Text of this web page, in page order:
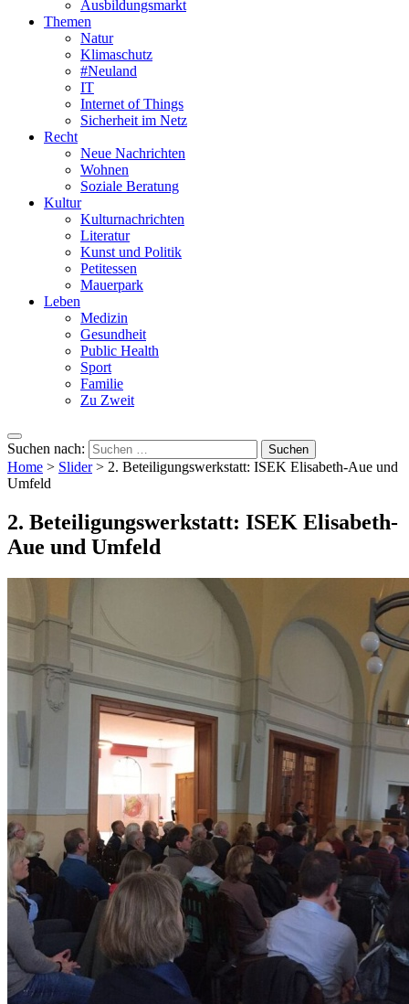
Ausbildungsmarkt
Themen
Natur
Klimaschutz
#Neuland
IT
Internet of Things
Sicherheit im Netz
Recht
Neue Nachrichten
Wohnen
Soziale Beratung
Kultur
Kulturnachrichten
Literatur
Kunst und Politik
Petitessen
Mauerpark
Leben
Medizin
Gesundheit
Public Health
Sport
Familie
Zu Zweit
Suchen nach:
Home > Slider> 2. Beteiligungswerkstatt: ISEK Elisabeth-Aue und
Umfeld
2. Beteiligungswerkstatt: ISEK Elisabeth-
Aue und Umfeld